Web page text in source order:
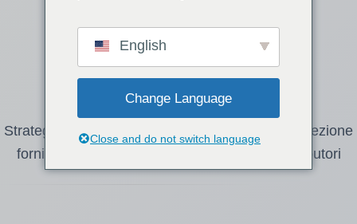
Sourcing B2B &
Wholesale
Strategie di approvvigionamento all'ingrosso, selezione
fornitori, negoziazione MOQ e guide per distributori
English
Change Language
Close and do not switch language